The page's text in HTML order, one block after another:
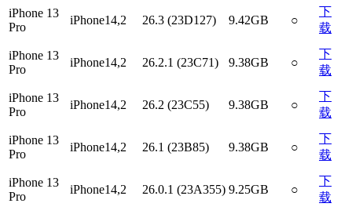
iPhone 13
Pro
iPhone14,2 26.3 (23D127) 9.42GB ○
下
载
iPhone 13
Pro
iPhone14,2 26.2.1 (23C71) 9.38GB ○
下
载
iPhone 13
Pro
iPhone14,2 26.2 (23C55) 9.38GB ○
下
载
iPhone 13
Pro
iPhone14,2 26.1 (23B85) 9.38GB ○
下
载
iPhone 13
Pro
iPhone14,2 26.0.1 (23A355) 9.25GB ○
下
载